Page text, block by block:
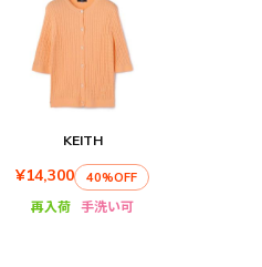
KEITH
¥14,300 40%OFF
再入荷 手洗い可